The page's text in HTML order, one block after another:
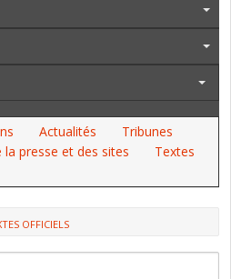
Actualités
Tribunes
la presse et des sites
Textes
OFFICIELS